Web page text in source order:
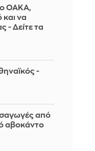
ΟΑΚΑ,
και να
- Δείτε τα
-
από
αβοκάντο